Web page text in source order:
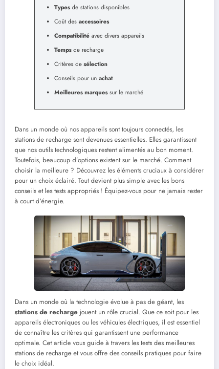
Typesde stations disponibles
Coût des accessoires
Compatibilité avec divers appareils
Tempsde recharge
Critères de sélection
Conseils pour un achat
Meilleures marquessur le marché
Dans un monde où nos appareils sont toujours connectés, les
stations de recharge sont devenues essentielles. Elles garantissent
que nos outils technologiques restent alimentés au bon moment.
Toutefois, beaucoup d’options existent sur le marché. Comment
choisir la meilleure ? Découvrez les éléments cruciaux à considérer
pour un choix éclairé. Tout devient plus simple avec les bons
conseils et les tests appropriés ! Équipez-vous pour ne jamais rester
à court d’énergie.
Dans un monde où la technologie évolue à pas de géant, les
stations de recharge jouent un rôle crucial. Que ce soit pour les
appareils électroniques ou les véhicules électriques, il est essentiel
de connaître les critères qui garantissent une performance
optimale. Cet article vous guide à travers les tests des meilleures
stations de recharge et vous offre des conseils pratiques pour faire
le choix idéal.